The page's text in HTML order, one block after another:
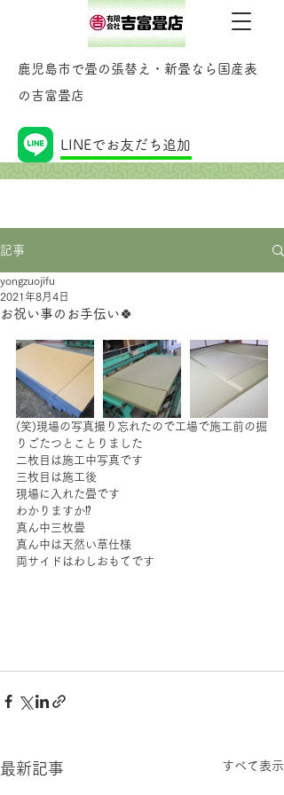
鹿児島市で畳の張替え・新畳なら国産表
の吉富畳店
LINEでお友だち追加
記事
記事
お祝い事のお手伝い🍀
yongzuojifu
2021年8月4日
(笑)現場の写真撮り忘れたので工場で施工前の掘
りごたつとことりました
二枚目は施工中写真です
三枚目は施工後
現場に入れた畳です
わかりますか⁉️
真ん中三枚畳
真ん中は天然い草仕様
両サイドはわしおもてです
最新記事 すべて表示